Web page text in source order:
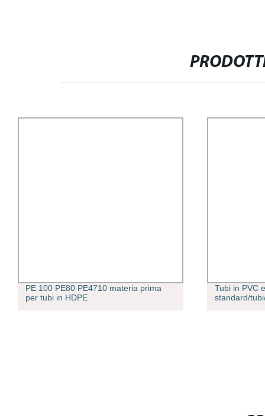
PE 100 PE80 PE4710 materia prima
per tubi in HDPE
Tubi in PVC
standard/